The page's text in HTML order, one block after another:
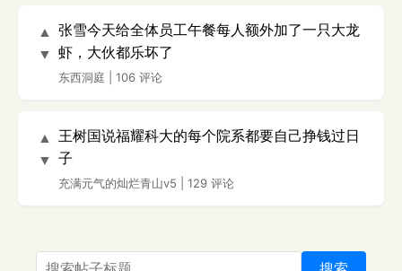
▲
▼
张雪今天给全体员工午餐每人额外加了一只大龙
虾，大伙都乐坏了
东西洞庭 106 评论
▲
▼
王树国说福耀科大的每个院系都要自己挣钱过日
子
充满元气的灿烂青山v5 129 评论